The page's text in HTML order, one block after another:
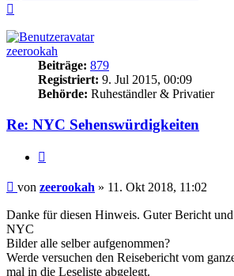
zeerookah
Beiträge: 879
Registriert: 9. Jul 2015, 00:09
Behörde: Ruheständler & Privatier
Re: NYC Sehenswürdigkeiten
Beitrag
von zeerookah » 11. Okt 2018, 11:02
Danke für diesen Hinweis. Guter Bericht
NYC
Bilder alle selber aufgenommen?
Werde versuchen den Reisebericht vom
mal in die Leseliste abgelegt.